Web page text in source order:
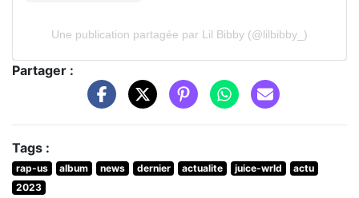
Une publication partagée par Lil Bibby (@lilbibby_)
Partager :
Tags :
rap-us album news dernier actualite juice-wrld
actu
2023